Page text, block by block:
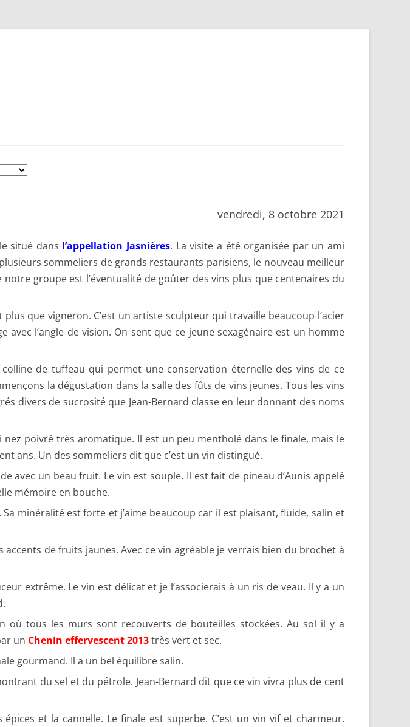
vendredi, 8 octobre 2021
situé dans l’appellation Jasnières. La visite a été organisée par un ami
sommeliers de grands restaurants parisiens, le nouveau meilleur
groupe est l’éventualité de goûter des vins plus que centenaires du
plus que vigneron. C’est un artiste sculpteur qui travaille beaucoup l’acier
l’angle de vision. On sent que ce jeune sexagénaire est un homme
de tuffeau qui permet une conservation éternelle des vins de ce
la dégustation dans la salle des fûts de vins jeunes. Tous les vins
divers de sucrosité que Jean-Bernard classe en leur donnant des noms
nez poivré très aromatique. Il est un peu mentholé dans le finale, mais le
ans. Un des sommeliers dit que c’est un vin distingué.
avec un beau fruit. Le vin est souple. Il est fait de pineau d’Aunis appelé
mémoire en bouche.
minéralité est forte et j’aime beaucoup car il est plaisant, fluide, salin et
de fruits jaunes. Avec ce vin agréable je verrais bien du brochet à
extrême. Le vin est délicat et je l’associerais à un ris de veau. Il y a un
tous les murs sont recouverts de bouteilles stockées. Au sol il y a
un Chenin effervescent 2013très vert et sec.
gourmand. Il a un bel équilibre salin.
du sel et du pétrole. Jean-Bernard dit que ce vin vivra plus de cent
et la cannelle. Le finale est superbe. C’est un vin vif et charmeur.